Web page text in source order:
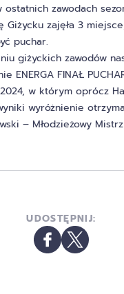
ostatnich zawodach
Giżycku zajęła 3
puchar.
giżyckich zawodów
ENERGA FINAŁ
2024, w którym oprócz
wyróżnienie
– Młodzieżowy
UDOSTĘPNIJ: